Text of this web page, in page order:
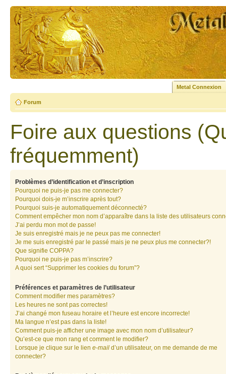
Metal Connexion
Forum
Foire aux questions
fréquemment)
Problèmes d’identification et d’inscription
Pourquoi ne puis-je pas me connecter?
Pourquoi dois-je m’inscrire après tout?
Pourquoi suis-je automatiquement déconnecté?
Comment empêcher mon nom d’apparaître dans la liste des utilisateurs
J’ai perdu mon mot de passe!
Je suis enregistré mais je ne peux pas me connecter!
Je me suis enregistré par le passé mais je ne peux plus me connecter?!
Que signifie COPPA?
Pourquoi ne puis-je pas m’inscrire?
A quoi sert “Supprimer les cookies du forum”?
Préférences et paramètres de l’utilisateur
Comment modifier mes paramètres?
Les heures ne sont pas correctes!
J’ai changé mon fuseau horaire et l’heure est encore incorrecte!
Ma langue n’est pas dans la liste!
Comment puis-je afficher une image avec mon nom d’utilisateur?
Qu’est-ce que mon rang et comment le modifier?
Lorsque je clique sur le lien e-mail d’un utilisateur, on me demande de me
connecter?